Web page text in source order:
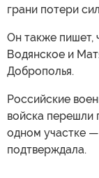
грани потери
Он также пишет,
Водянское и
Доброполья.
Российские
войска перешли
одном участке —
подтверждала.